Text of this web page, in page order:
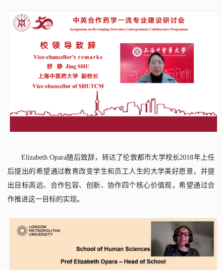
Elizabeth Opara随后致辞，转达了伦敦都市大学校长2018年上任
后提出的希望通过教育改变学生和员工人生的大学美好愿景，并提
出目标高远、合作包容、创新、协作四个核心价值观，希望通过合
作推进这一目标的实现。